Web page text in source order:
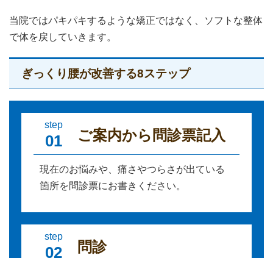
当院ではパキパキするような矯正ではなく、ソフトな整体
で体を戻していきます。
ぎっくり腰が改善する8ステップ
step
01 ご案内から問診票記入
現在のお悩みや、痛さやつらさが出ている
箇所を問診票にお書きください。
step
02 問診